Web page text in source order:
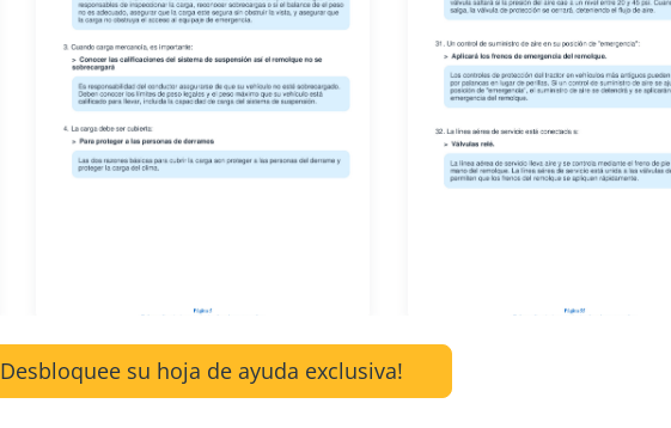
Desbloquee su hoja de ayuda exclusiva!